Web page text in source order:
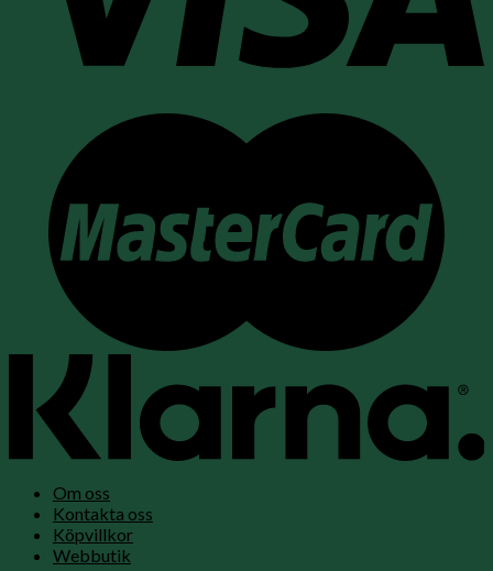
Om oss
Kontakta oss
Köpvillkor
Webbutik